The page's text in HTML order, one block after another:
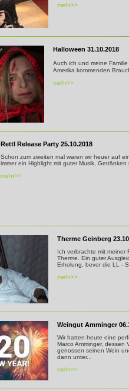
mehr>>
Halloween 31.10.2018
Auch ich und meine
Amerika kommenden
mehr>>
Rettl Release Party 25.10.2018
Schon zum zweiten mal waren wir heuer auf
immer ein Highlight mit guter Musik,
mehr>>
Therme Geinberg
Ich verbrachte mit meiner
Therme. Ein guter
Erholung, bevor die LL -
mehr>>
Weingut Amminger
Wir hatten heute eine
Marco Amminger, dessen
genossen seinen Wein
dann unter...
mehr>>